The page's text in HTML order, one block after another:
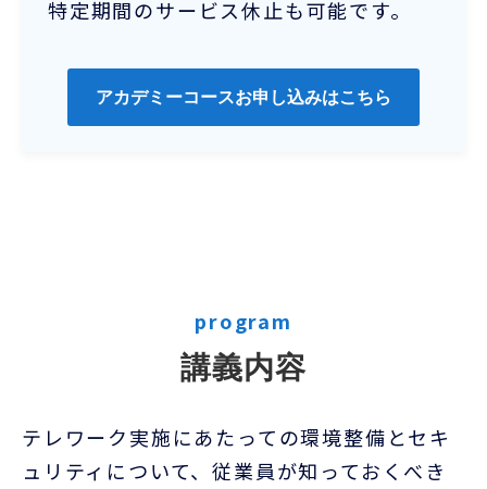
特定期間のサービス休止も可能です。
アカデミーコースお申し込みはこちら
program
講義内容
テレワーク実施にあたっての環境整備とセキ
ュリティについて、従業員が知っておくべき